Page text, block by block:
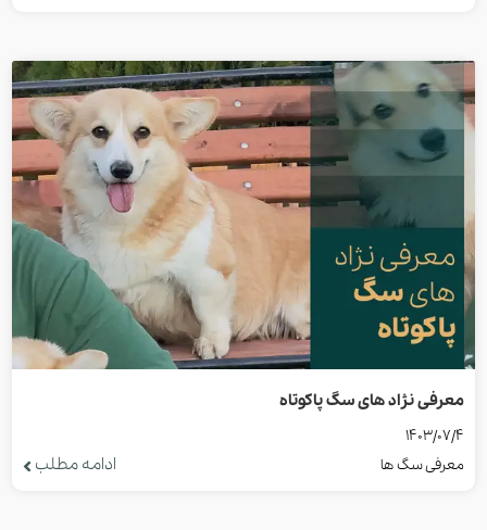
معرفی نژاد های سگ پاکوتاه
1403/07/4
معرفی سگ ها
ادامه مطلب